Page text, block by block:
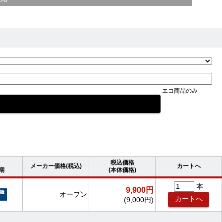
エコ商品のみ
メーカー価格(税込)
税込価格
(本体価格)
カートへ
オープン
9,900円
(9,000円)
本